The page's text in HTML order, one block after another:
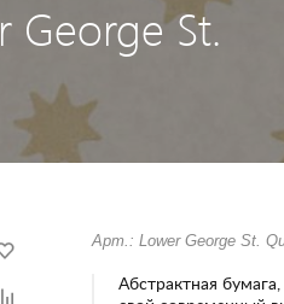
St.
Арт.: Lower George St.
Абстрактная